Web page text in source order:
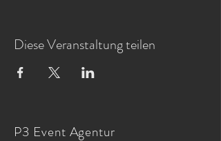
Diese Veranstaltung teilen
P3 Event Agentur